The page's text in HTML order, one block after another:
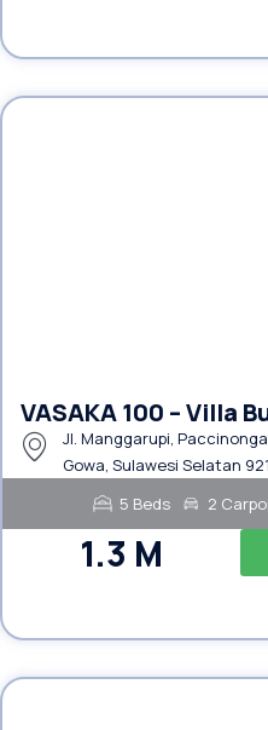
VASAKA 100 – Villa
Jl. Manggarupi,
Gowa, Sulawesi Selatan
5 Beds
2
1.3 M